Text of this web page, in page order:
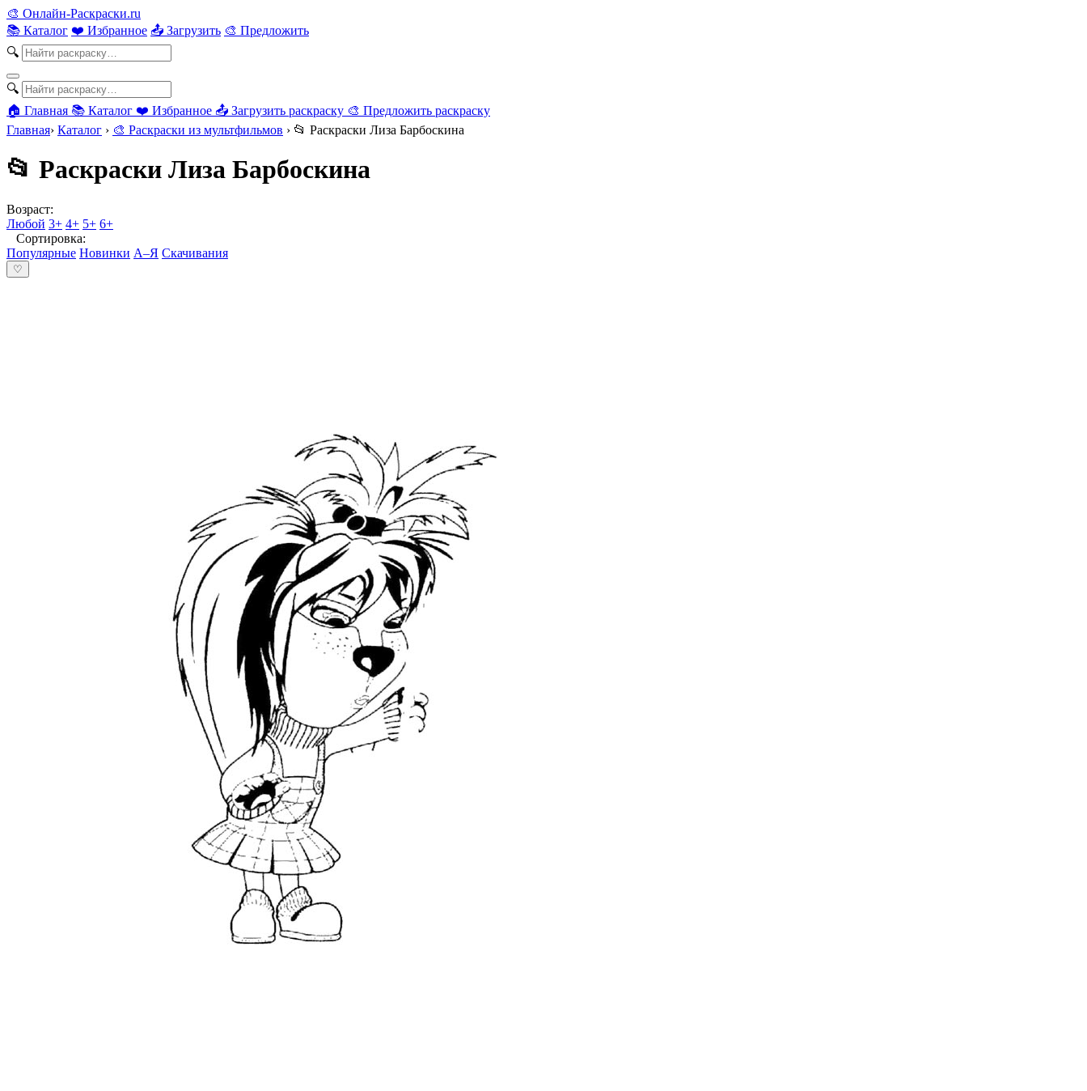
🎨 Онлайн-Раскраски.ru
📚 Каталог ❤️ Избранное 📤 Загрузить 🎨 Предложить
🔍
🔍
🏠 Главная 📚 Каталог ❤️ Избранное 📤 Загрузить раскраску 🎨 Предложить раскраску
Главная› Каталог › 🎨 Раскраски из мультфильмов › 📂 Раскраски Лиза Барбоскина
📂 Раскраски Лиза Барбоскина
Возраст:
Любой 3+ 4+ 5+ 6+
Сортировка:
Популярные Новинки А–Я Скачивания
♡